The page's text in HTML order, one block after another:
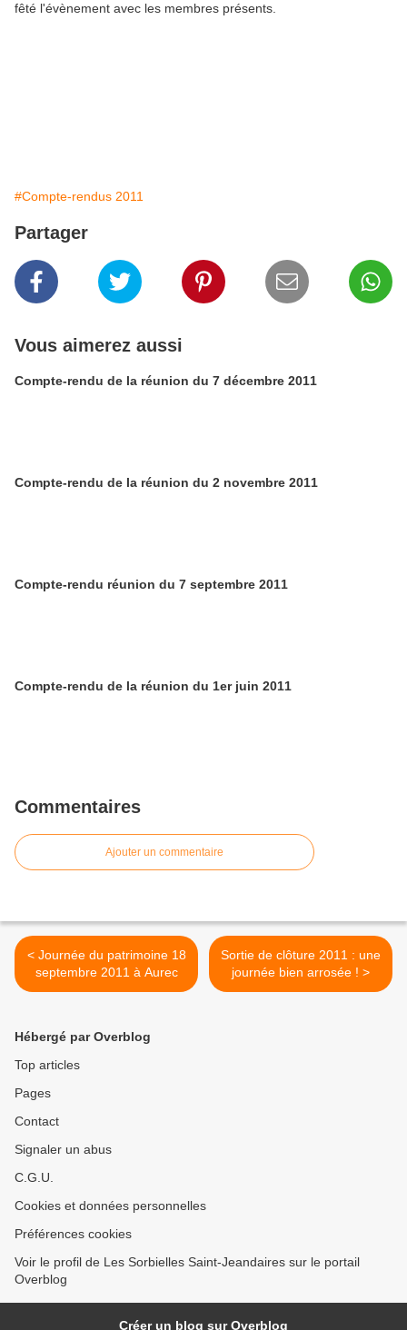
fêté l'évènement avec les membres présents.
#Compte-rendus 2011
Partager
Vous aimerez aussi
Compte-rendu de la réunion du 7 décembre 2011
Compte-rendu de la réunion du 2 novembre 2011
Compte-rendu réunion du 7 septembre 2011
Compte-rendu de la réunion du 1er juin 2011
Commentaires
Ajouter un commentaire
< Journée du patrimoine 18
septembre 2011 à Aurec
Sortie de clôture 2011 : une
journée bien arrosée ! >
Hébergé par Overblog
Top articles
Pages
Contact
Signaler un abus
C.G.U.
Cookies et données personnelles
Préférences cookies
Voir le profil de Les Sorbielles Saint-Jeandaires sur le portail
Overblog
Créer un blog sur Overblog